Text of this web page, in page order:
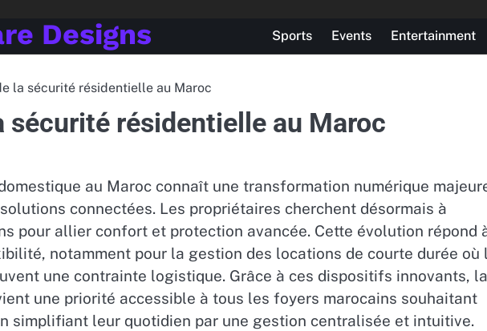
Designs Sports Events Entertainment
la sécurité résidentielle au Maroc
sécurité résidentielle au Maroc
au Maroc connaît une transformation numérique
connectées. Les propriétaires cherchent désormais à
pour allier confort et protection avancée. Cette évolution répond
notamment pour la gestion des locations de courte durée où
une contrainte logistique. Grâce à ces dispositifs innovants, la
une priorité accessible à tous les foyers marocains souhaitant
simplifiant leur quotidien par une gestion centralisée et intuitive.